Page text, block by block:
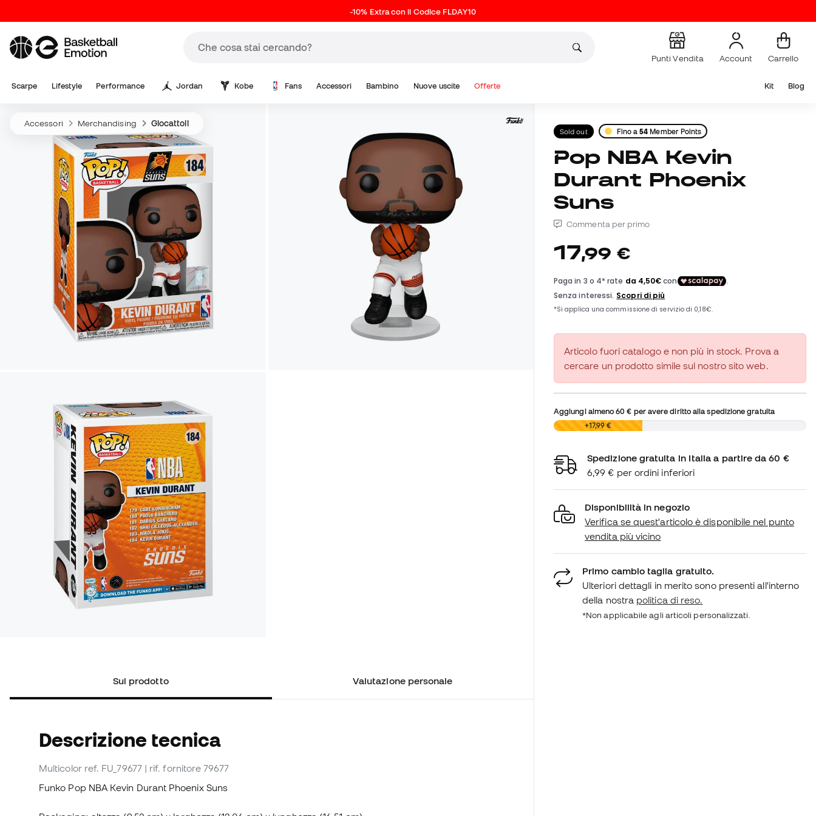
-10% Extra con il Codice FLDAY10
Punti Vendita Account Carrello
Scarpe Lifestyle Performance Jordan Kobe Fans Accessori Bambino Nuove uscite Offerte Kit Blog
Accessori Merchandising Giocattoli
Sul prodotto Valutazione personale
Descrizione tecnica
Multicolor ref. FU_79677 | rif. fornitore 79677
Funko Pop NBA Kevin Durant Phoenix Suns
Sold out Fino a54 Member Points
Pop NBA Kevin
Durant Phoenix
Suns
Commenta per primo
17,99 €
Articolo fuori catalogo e non più in stock. Prova a
cercare un prodotto simile sul nostro sito web.
Aggiungi almeno60 € per avere diritto alla spedizione gratuita
0,00 € +17,99 €
Spedizione gratuita in Italia a partire da 60 €
6,99 € per ordini inferiori
Disponibilità in negozio
Verifica se quest'articolo è disponibile nel punto
vendita più vicino
Primo cambio taglia gratuito.
Ulteriori dettagli in merito sono presenti all'interno
della nostra politica di reso.
*Non applicabile agli articoli personalizzati.